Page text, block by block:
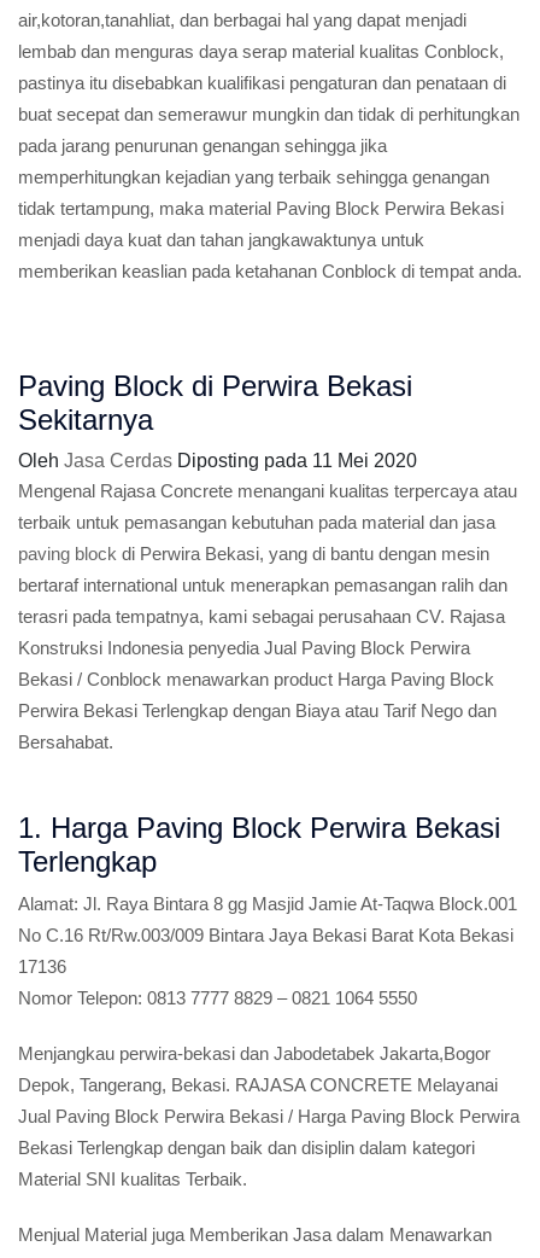
air,kotoran,tanahliat, dan berbagai hal yang dapat menjadi
lembab dan menguras daya serap material kualitas Conblock,
pastinya itu disebabkan kualifikasi pengaturan dan penataan di
buat secepat dan semerawur mungkin dan tidak di perhitungkan
pada jarang penurunan genangan sehingga jika
memperhitungkan kejadian yang terbaik sehingga genangan
tidak tertampung, maka material Paving Block Perwira Bekasi
menjadi daya kuat dan tahan jangkawaktunya untuk
memberikan keaslian pada ketahanan Conblock di tempat anda.
Paving Block di Perwira Bekasi
Sekitarnya
Oleh Jasa Cerdas Diposting pada 11 Mei 2020
Mengenal Rajasa Concrete menangani kualitas terpercaya atau
terbaik untuk pemasangan kebutuhan pada material dan jasa
paving block di Perwira Bekasi, yang di bantu dengan mesin
bertaraf international untuk menerapkan pemasangan ralih dan
terasri pada tempatnya, kami sebagai perusahaan CV. Rajasa
Konstruksi Indonesia penyedia Jual Paving Block Perwira
Bekasi / Conblock menawarkan product Harga Paving Block
Perwira Bekasi Terlengkap dengan Biaya atau Tarif Nego dan
Bersahabat.
1. Harga Paving Block Perwira Bekasi
Terlengkap
Alamat: Jl. Raya Bintara 8 gg Masjid Jamie At-Taqwa Block.001
No C.16 Rt/Rw.003/009 Bintara Jaya Bekasi Barat Kota Bekasi
17136
Nomor Telepon: 0813 7777 8829 – 0821 1064 5550
Menjangkau perwira-bekasi dan Jabodetabek Jakarta,Bogor
Depok, Tangerang, Bekasi. RAJASA CONCRETE Melayanai
Jual Paving Block Perwira Bekasi / Harga Paving Block Perwira
Bekasi Terlengkap dengan baik dan disiplin dalam kategori
Material SNI kualitas Terbaik.
Menjual Material juga Memberikan Jasa dalam Menawarkan